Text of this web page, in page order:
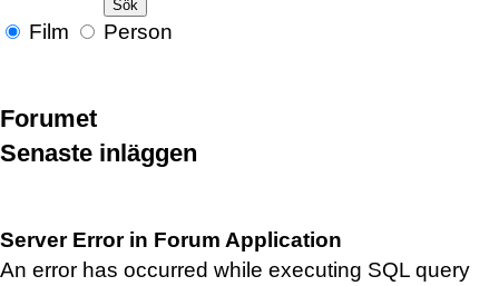
Film Person
Forumet
Senaste inläggen
Server Error in Forum Application
An error has occurred while executing SQL query